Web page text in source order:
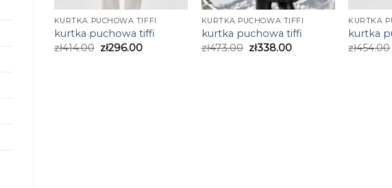
KURTKA PUCHOWA TIFFI
kurtka puchowa tiffi
zł414.00 zł296.00
KURTKA PUCHOWA TIFFI
kurtka puchowa tiffi
zł473.00 zł338.00
KURTKA
kurtka
zł454.00